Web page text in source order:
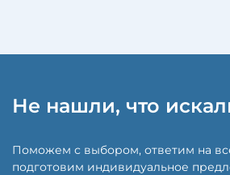
Не нашли, что
Поможем с выбором, ответим на
подготовим индивидуальное